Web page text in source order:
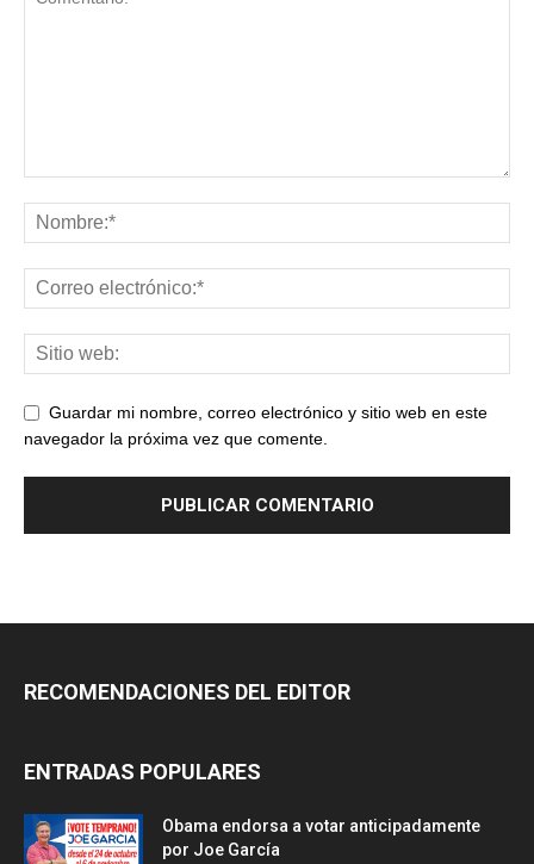
Guardar mi nombre, correo electrónico y sitio web en este
navegador la próxima vez que comente.
RECOMENDACIONES DEL EDITOR
ENTRADAS POPULARES
Obama endorsa a votar anticipadamente
por Joe García